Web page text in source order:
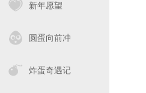
新年愿望
圆蛋向前冲
炸蛋奇遇记